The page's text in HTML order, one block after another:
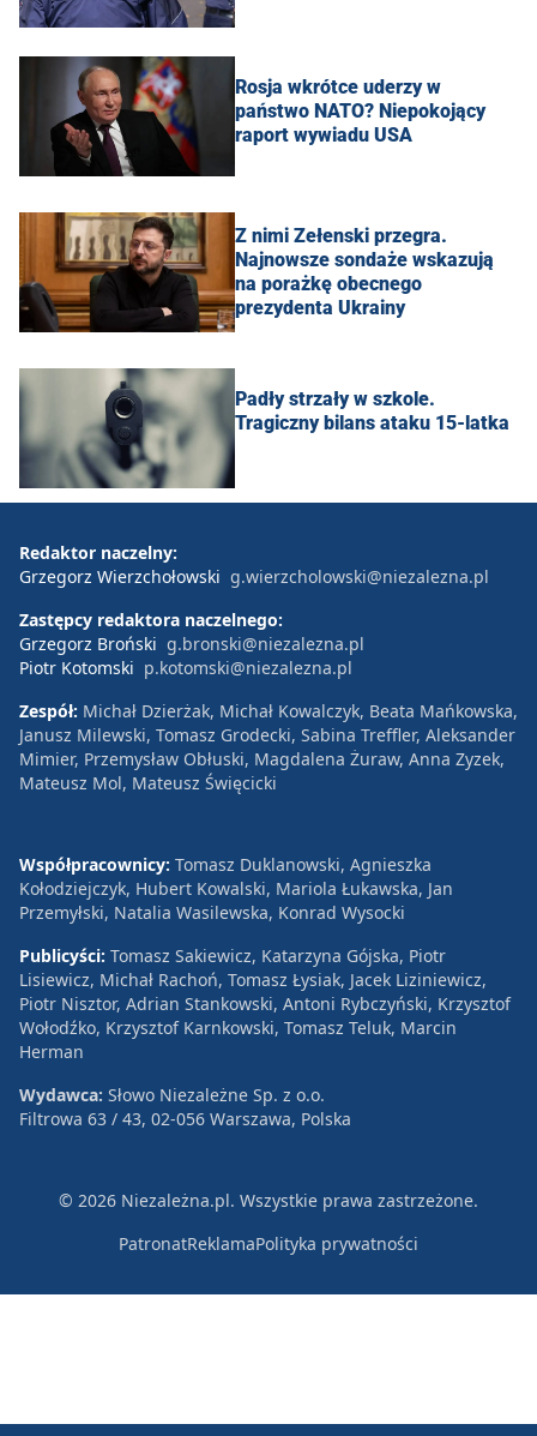
Rosja wkrótce uderzy w
państwo NATO? Niepokojący
raport wywiadu USA
Z nimi Zełenski przegra.
Najnowsze sondaże wskazują
na porażkę obecnego
prezydenta Ukrainy
Padły strzały w szkole.
Tragiczny bilans ataku 15-latka
Redaktor naczelny:
Grzegorz Wierzchołowski g.wierzcholowski@niezalezna.pl
Zastępcy redaktora naczelnego:
Grzegorz Broński g.bronski@niezalezna.pl
Piotr Kotomski p.kotomski@niezalezna.pl
Zespół: Michał Dzierżak, Michał Kowalczyk, Beata Mańkowska,
Janusz Milewski, Tomasz Grodecki, Sabina Treffler, Aleksander
Mimier, Przemysław Obłuski, Magdalena Żuraw, Anna Zyzek,
Mateusz Mol, Mateusz Święcicki
Współpracownicy: Tomasz Duklanowski, Agnieszka
Kołodziejczyk, Hubert Kowalski, Mariola Łukawska, Jan
Przemyłski, Natalia Wasilewska, Konrad Wysocki
Publicyści: Tomasz Sakiewicz, Katarzyna Gójska, Piotr
Lisiewicz, Michał Rachoń, Tomasz Łysiak, Jacek Liziniewicz,
Piotr Nisztor, Adrian Stankowski, Antoni Rybczyński, Krzysztof
Wołodźko, Krzysztof Karnkowski, Tomasz Teluk, Marcin
Herman
Wydawca: Słowo Niezależne Sp. z o.o.
Filtrowa 63 / 43, 02-056 Warszawa, Polska
© 2026 Niezależna.pl. Wszystkie prawa zastrzeżone.
PatronatReklamaPolityka prywatności